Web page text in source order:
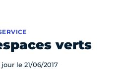
verts
le 21/06/2017